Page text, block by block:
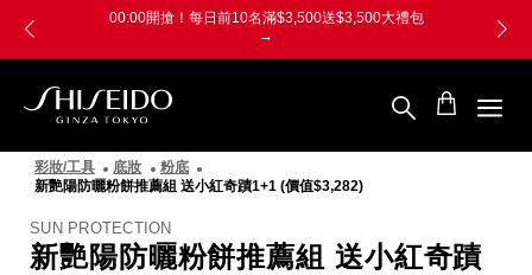
00:00開搶！每日前10名滿$3,500送$3,500大禮包
→
資
生
堂
際
櫃
彩妝/工具 底妝
粉底
新艷陽防曬粉餅推薦組 送小紅奇蹟1+1 (價值$3,282)
SUN PROTECTION
新艷陽防曬粉餅推薦組 送小紅奇蹟